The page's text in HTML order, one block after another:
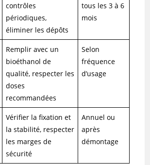
contrôles
périodiques,
éliminer les dépôts
tous les 3 à 6
mois
Remplir avec un
bioéthanol de
qualité, respecter les
doses
recommandées
Selon
fréquence
d’usage
Vérifier la fixation et
la stabilité, respecter
les marges de
sécurité
Annuel ou
après
démontage